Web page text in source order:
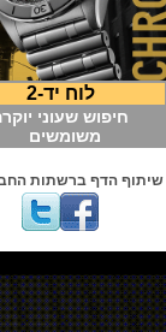
לוח יד-2
שעוני יוקרה
משומשים
הדף ברשתות החברתיות